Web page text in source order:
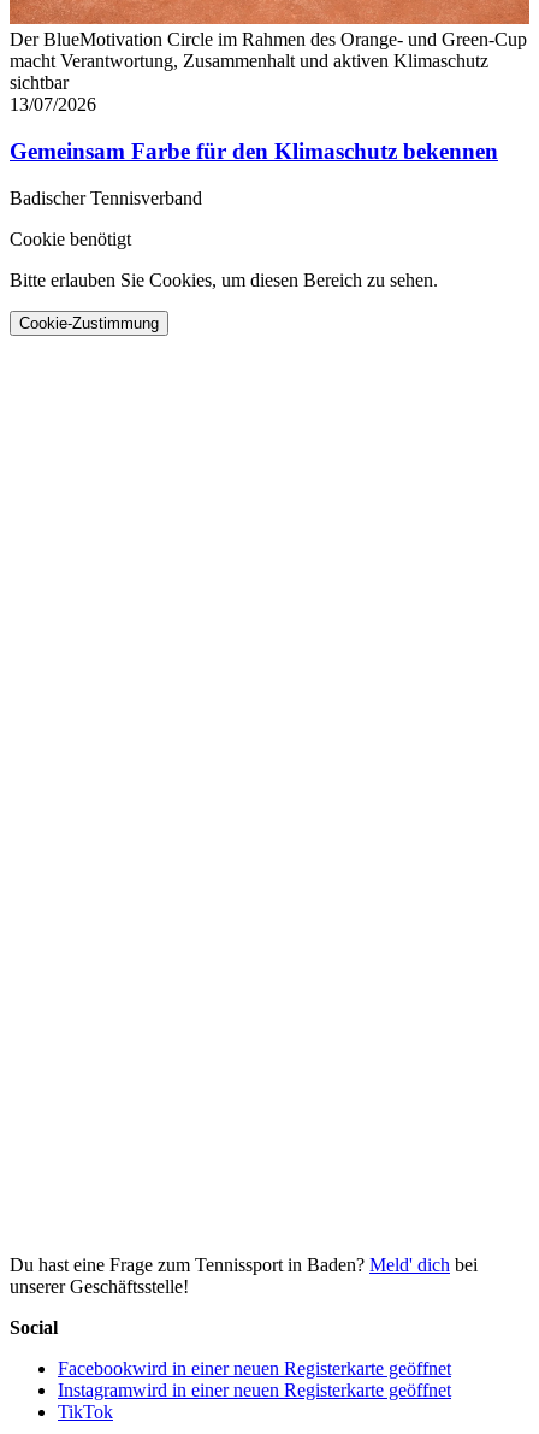
Der BlueMotivation Circle im Rahmen des Orange- und Green-Cup
macht Verantwortung, Zusammenhalt und aktiven Klimaschutz
sichtbar
13/07/2026
Gemeinsam Farbe für den Klimaschutz bekennen
Badischer Tennisverband
Cookie benötigt
Bitte erlauben Sie Cookies, um diesen Bereich zu sehen.
Cookie-Zustimmung
Du hast eine Frage zum Tennissport in Baden? Meld' dich bei
unserer Geschäftsstelle!
Social
Facebookwird in einer neuen Registerkarte geöffnet
Instagramwird in einer neuen Registerkarte geöffnet
TikTok